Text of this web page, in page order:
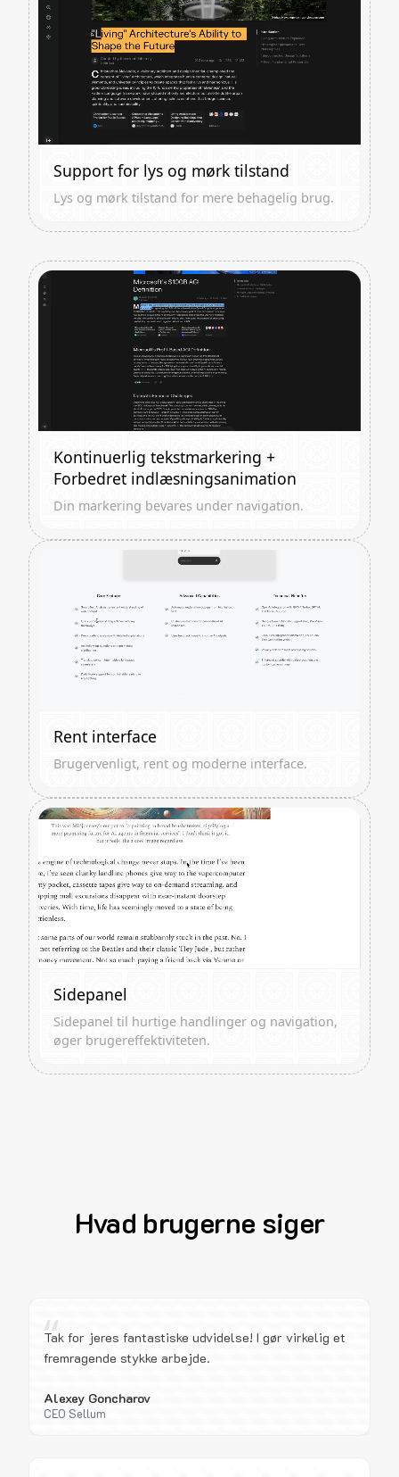
Support for lys og mørk tilstand
Lys og mørk tilstand for mere behagelig brug.
Kontinuerlig tekstmarkering +
Forbedret indlæsningsanimation
Din markering bevares under navigation.
Rent interface
Brugervenligt, rent og moderne interface.
Sidepanel
Sidepanel til hurtige handlinger og navigation,
øger brugereffektiviteten.
Hvad brugerne siger
“
Tak for jeres fantastiske udvidelse! I gør virkelig et
fremragende stykke arbejde.
Alexey Goncharov
CEO Sellum